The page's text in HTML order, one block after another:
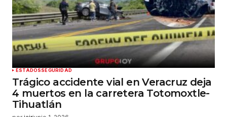
ESTADOSSEGURIDAD
Trágico accidente vial en Veracruz deja
4 muertos en la carretera Totomoxtle-
Tihuatlán